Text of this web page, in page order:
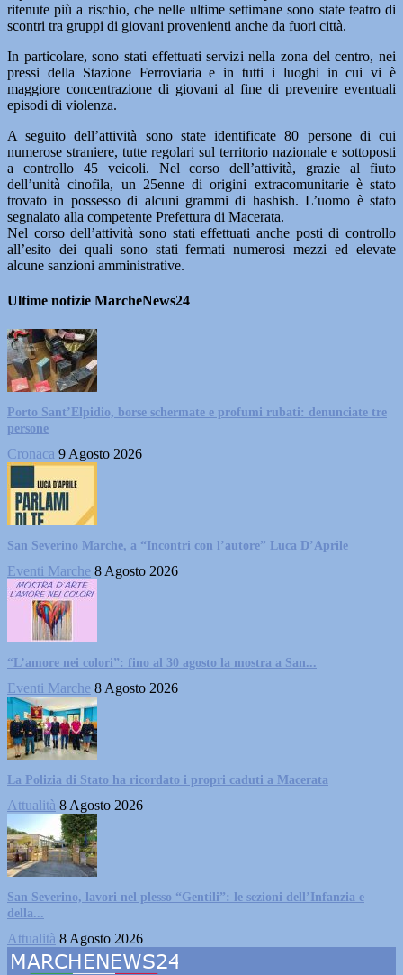
ritenute più a rischio, che nelle ultime settimane sono state teatro di
scontri tra gruppi di giovani provenienti anche da fuori città.
In particolare, sono stati effettuati servizi nella zona del centro, nei
pressi della Stazione Ferroviaria e in tutti i luoghi in cui vi è
maggiore concentrazione di giovani al fine di prevenire eventuali
episodi di violenza.
A seguito dell’attività sono state identificate 80 persone di cui
numerose straniere, tutte regolari sul territorio nazionale e sottoposti
a controllo 45 veicoli. Nel corso dell’attività, grazie al fiuto
dell’unità cinofila, un 25enne di origini extracomunitarie è stato
trovato in possesso di alcuni grammi di hashish. L’uomo è stato
segnalato alla competente Prefettura di Macerata.
Nel corso dell’attività sono stati effettuati anche posti di controllo
all’esito dei quali sono stati fermati numerosi mezzi ed elevate
alcune sanzioni amministrative.
Ultime notizie MarcheNews24
Porto Sant’Elpidio, borse schermate e profumi rubati: denunciate tre
persone
Cronaca 9 Agosto 2026
San Severino Marche, a “Incontri con l’autore” Luca D’Aprile
Eventi Marche 8 Agosto 2026
“L’amore nei colori”: fino al 30 agosto la mostra a San...
Eventi Marche 8 Agosto 2026
La Polizia di Stato ha ricordato i propri caduti a Macerata
Attualità 8 Agosto 2026
San Severino, lavori nel plesso “Gentili”: le sezioni dell’Infanzia e
della...
Attualità 8 Agosto 2026